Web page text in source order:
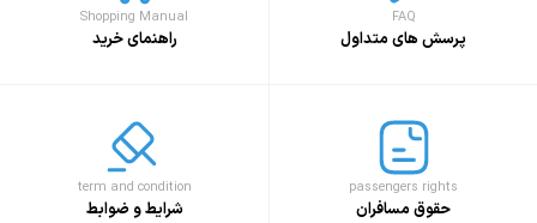
FAQ
پرسش های متداول
Shopping Manual
راهنمای خرید
passengers rights
حقوق مسافران
term and condition
شرایط و ضوابط